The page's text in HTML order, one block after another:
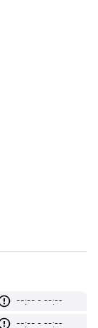
--:-- - --:--
--:-- - --:--